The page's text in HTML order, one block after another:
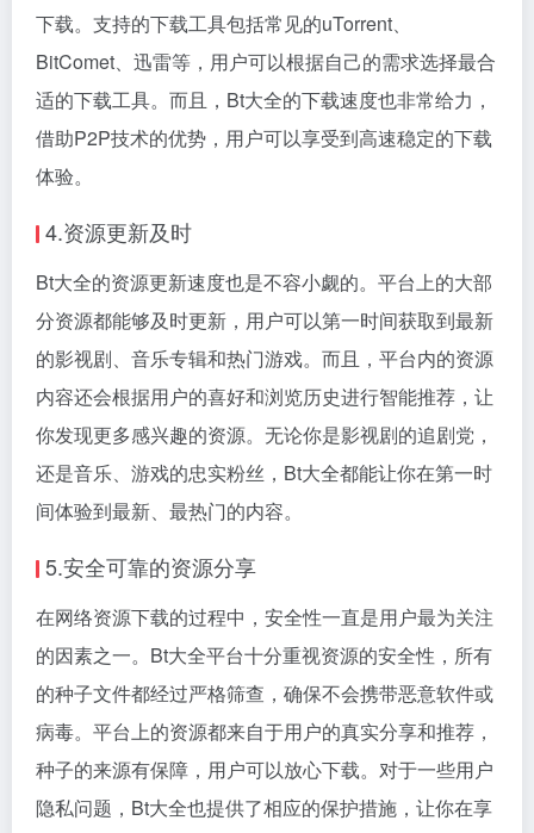
下载。支持的下载工具包括常见的uTorrent、
BitComet、迅雷等，用户可以根据自己的需求选择最合
适的下载工具。而且，Bt大全的下载速度也非常给力，
借助P2P技术的优势，用户可以享受到高速稳定的下载
体验。
4.资源更新及时
Bt大全的资源更新速度也是不容小觑的。平台上的大部
分资源都能够及时更新，用户可以第一时间获取到最新
的影视剧、音乐专辑和热门游戏。而且，平台内的资源
内容还会根据用户的喜好和浏览历史进行智能推荐，让
你发现更多感兴趣的资源。无论你是影视剧的追剧党，
还是音乐、游戏的忠实粉丝，Bt大全都能让你在第一时
间体验到最新、最热门的内容。
5.安全可靠的资源分享
在网络资源下载的过程中，安全性一直是用户最为关注
的因素之一。Bt大全平台十分重视资源的安全性，所有
的种子文件都经过严格筛查，确保不会携带恶意软件或
病毒。平台上的资源都来自于用户的真实分享和推荐，
种子的来源有保障，用户可以放心下载。对于一些用户
隐私问题，Bt大全也提供了相应的保护措施，让你在享